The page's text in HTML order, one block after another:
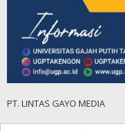
PT. LINTAS GAYO MEDIA